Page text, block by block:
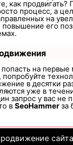
как
процесс, а
на
его
на первые
попробуйте
в десятки
уже в
запрос у вас не
в SeoHammer за
сайта